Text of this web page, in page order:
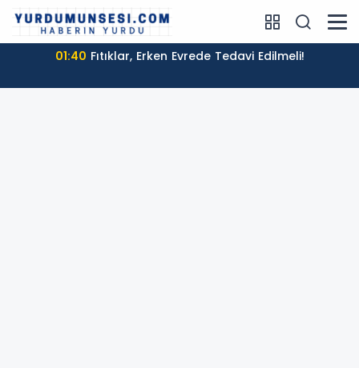
01:40 Fıtıklar, Erken Evrede Tedavi Edilmeli!